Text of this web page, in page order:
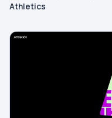
Athletics